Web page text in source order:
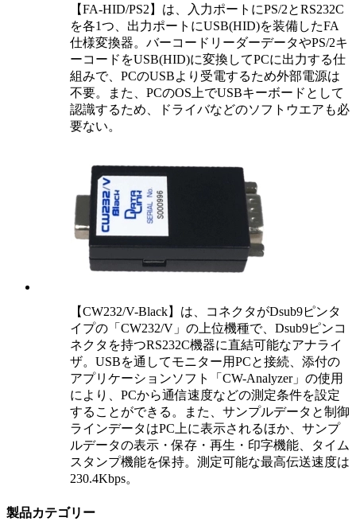
【FA-HID/PS2】は、入力ポートにPS/2とRS232C
を各1つ、出力ポートにUSB(HID)を装備したFA
仕様変換器。バーコードリーダーデータやPS/2キ
ーコードをUSB(HID)に変換してPCに出力する仕
組みで、PCのUSBより受電するため外部電源は
不要。また、PCのOS上でUSBキーボードとして
認識するため、ドライバなどのソフトウエアも必
要ない。
【CW232/V-Black】は、コネクタがDsub9ピンタ
イプの「CW232/V」の上位機種で、Dsub9ピンコ
ネクタを持つRS232C機器に直結可能なアナライ
ザ。USBを通してモニター用PCと接続、添付の
アプリケーションソフト「CW-Analyzer」の使用
により、PCから通信速度などの測定条件を設定
することができる。また、サンプルデータと制御
ラインデータはPC上に表示されるほか、サンプ
ルデータの表示・保存・再生・印字機能、タイム
スタンプ機能を保持。測定可能な最高伝送速度は
230.4Kbps。
製品カテゴリー